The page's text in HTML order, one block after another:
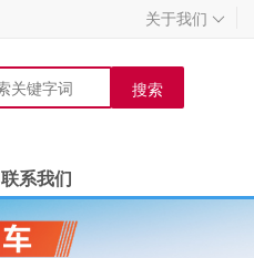
关于我们 
搜索
联系我们